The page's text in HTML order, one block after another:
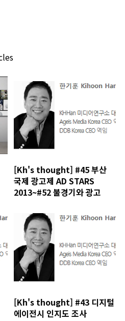
[Kh's thought] #45 부산
국제 광고제 AD STARS
2013~#52 불경기와 광고
[Kh's thought] #43 디지털
에이전시 인지도 조사